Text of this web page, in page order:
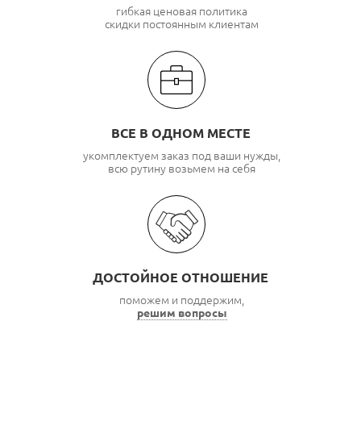
гибкая ценовая политика
скидки постоянным клиентам
ВСЕ В ОДНОМ МЕСТЕ
укомплектуем заказ под ваши нужды,
всю рутину возьмем на себя
ДОСТОЙНОЕ ОТНОШЕНИЕ
поможем и поддержим,
решим вопросы